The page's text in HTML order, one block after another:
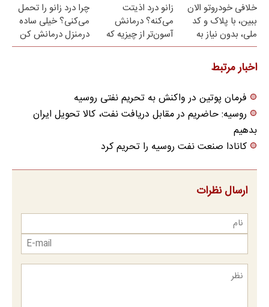
خلافی خودروتو الان
ببین، با پلاک و کد
ملی، بدون نیاز به
مراجعه حضوری
زانو درد اذیتت
می‌کنه؟ درمانش
آسون‌تر از چیزیه که
فکر
چرا درد زانو را تحمل
می‌کنی؟ خیلی ساده
درمنزل درمانش کن
اخبار مرتبط
فرمان پوتین در واکنش به تحریم نفتی روسیه
روسیه: حاضریم در مقابل دریافت نفت، کالا تحویل ایران
بدهیم
کانادا صنعت نفت روسیه را تحریم کرد
ارسال نظرات